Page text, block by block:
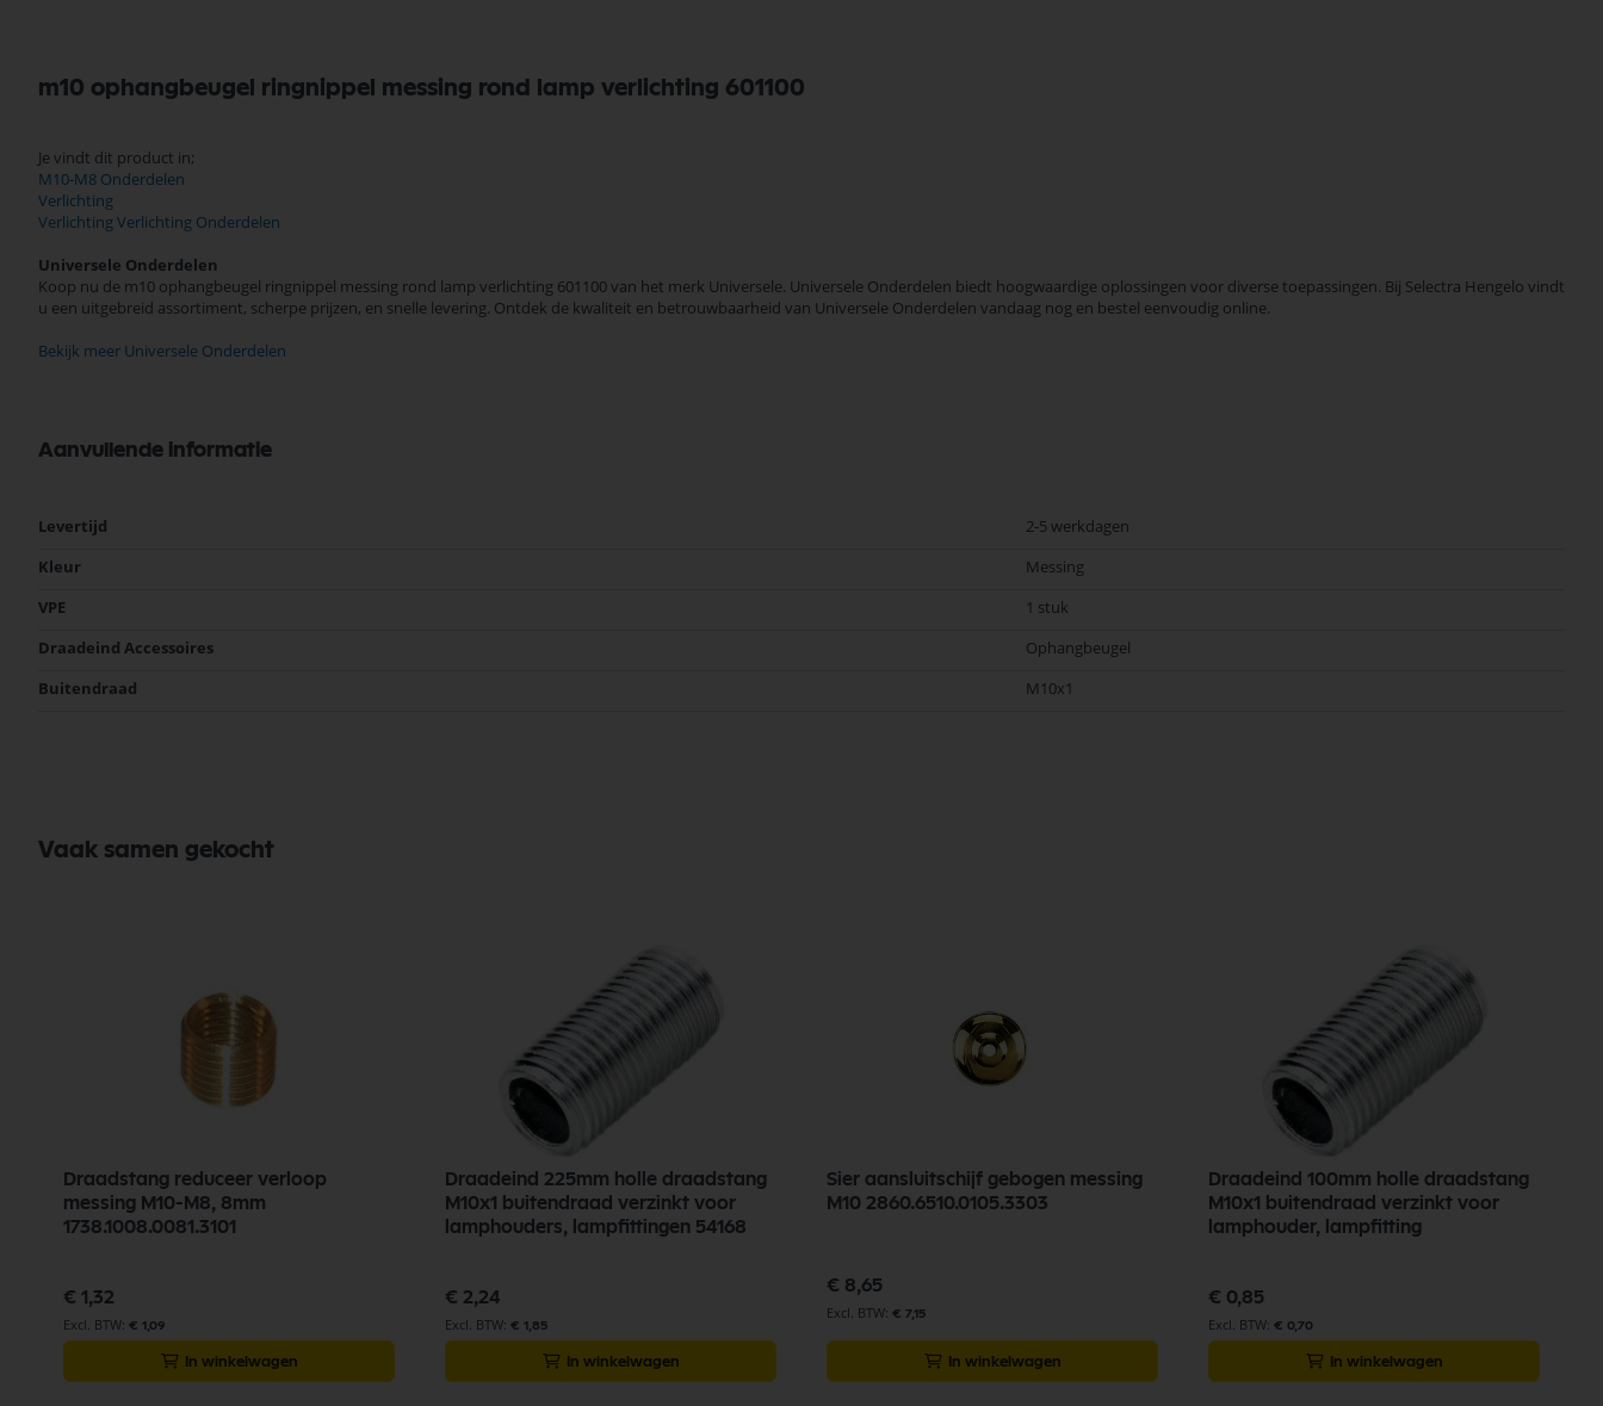
m10 ophangbeugel ringnippel messing rond lamp verlichting 601100
Je vindt dit product in;
M10-M8 Onderdelen
Verlichting
Verlichting Verlichting Onderdelen
Universele Onderdelen
Koop nu de m10 ophangbeugel ringnippel messing rond lamp verlichting 601100 van het merk Universele. Universele Onderdelen biedt hoogwaardige oplossingen voor diverse toepassingen. Bij Selectra Hengelo vindt
u een uitgebreid assortiment, scherpe prijzen, en snelle levering. Ontdek de kwaliteit en betrouwbaarheid van Universele Onderdelen vandaag nog en bestel eenvoudig online.
Bekijk meer Universele Onderdelen
Aanvullende informatie
Meer
informatie
Levertijd
2-5 werkdagen
Kleur
Messing
VPE
1 stuk
Draadeind Accessoires
Ophangbeugel
Buitendraad
M10x1
Vaak samen gekocht
Draadstang reduceer verloop
messing M10-M8, 8mm
1738.1008.0081.3101
€ 1,32
€ 1,09
In winkelwagen
Draadeind 225mm holle draadstang
M10x1 buitendraad verzinkt voor
lamphouders, lampfittingen 54168
€ 2,24
€ 1,85
In winkelwagen
Sier aansluitschijf gebogen messing
M10 2860.6510.0105.3303
€ 8,65
€ 7,15
In winkelwagen
Draadeind 100mm holle draadstang
M10x1 buitendraad verzinkt voor
lamphouder, lampfitting
€ 0,85
€ 0,70
In winkelwagen